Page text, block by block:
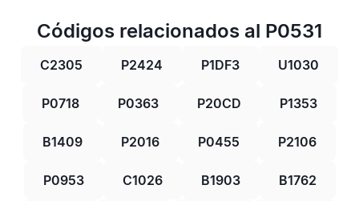
Códigos relacionados al P0531
C2305 P2424 P1DF3 U1030
P0718 P0363 P20CD P1353
B1409 P2016 P0455 P2106
P0953 C1026 B1903 B1762